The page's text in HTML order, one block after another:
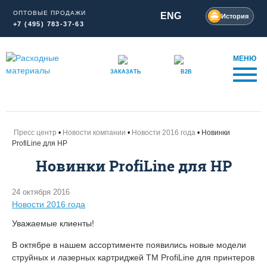
ОПТОВЫЕ ПРОДАЖИ
+7 (495) 783-37-63
ENG История
ЗАКАЗАТЬ B2B
МЕНЮ
Пресс центр Новости компании Новости 2016 года
Новинки
ProfiLine для HP
Новинки ProfiLine для HP
24 октября 2016
Новости 2016 года
Уважаемые клиенты!
В октябре в нашем ассортименте появились новые модели
струйных и лазерных картриджей ТМ ProfiLine для принтеров